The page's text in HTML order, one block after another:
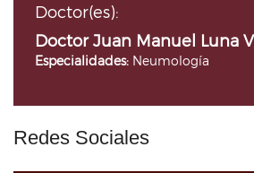
Doctor(es):
Doctor Juan Manuel Luna
Especialidades: Neumología
Redes Sociales